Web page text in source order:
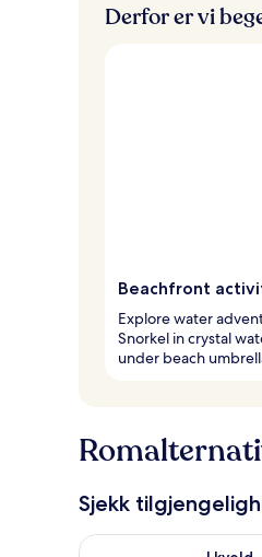
Derfor er vi
Beachfront
Explore water
Snorkel in crystal
under beach
Sjekk
Sjekk tilgjengelighet